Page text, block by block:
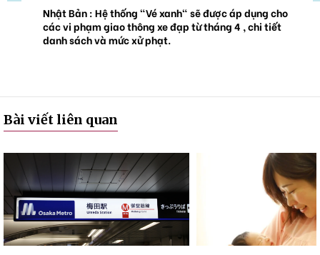
Nhật Bản : Hệ thống "Vé xanh" sẽ được áp dụng cho
các vi phạm giao thông xe đạp từ tháng 4 , chi tiết
danh sách và mức xử phạt.
Bài viết liên quan